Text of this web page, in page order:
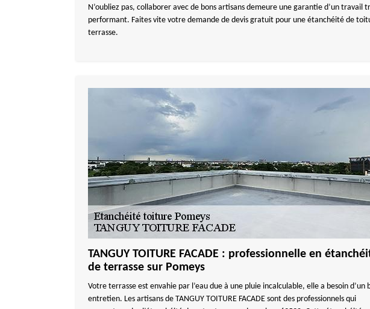
N’oubliez pas, collaborer avec de bons artisans demeure une garantie d’un travail
performant. Faites vite votre demande de devis gratuit pour une étanchéité de
terrasse.
TANGUY TOITURE FACADE : professionnelle en
de terrasse sur Pomeys
Votre terrasse est envahie par l’eau due à une pluie incalculable, elle a besoin d’un
entretien. Les artisans de TANGUY TOITURE FACADE sont des professionnels qui